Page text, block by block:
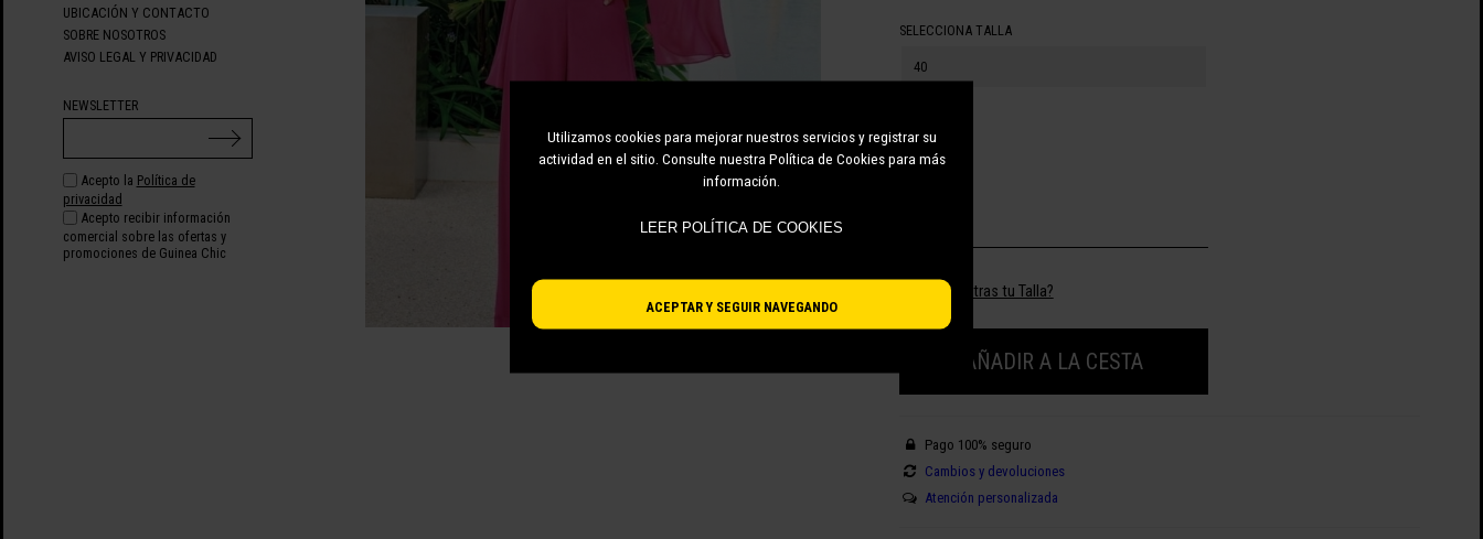
Utilizamos cookies para mejorar nuestros servicios y registrar su
actividad en el sitio. Consulte nuestra Política de Cookies para más
información.
ACEPTAR Y SEGUIR NAVEGANDO
UBICACIÓN Y CONTACTO
SOBRE NOSOTROS
AVISO LEGAL Y PRIVACIDAD
NEWSLETTER
Acepto la Política de
privacidad
Acepto recibir información
comercial sobre las ofertas y
promociones de Guinea Chic
SELECCIONA TALLA
40
48
¿No encuentras tu Talla?
AÑADIR A LA CESTA
Pago 100% seguro
Cambios y devoluciones
Atención personalizada
LEER POLÍTICA DE COOKIES